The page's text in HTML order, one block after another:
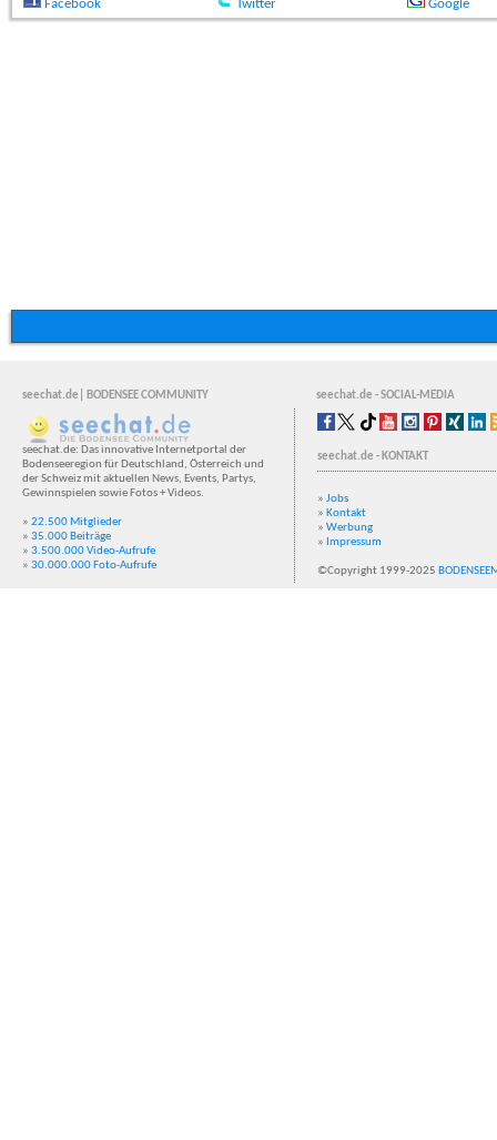
Facebook Twitter Google
seechat.de| BODENSEE COMMUNITY seechat.de - SOCIAL-MEDIA
seechat.de: Das innovative Internetportal der
Bodenseeregion für Deutschland, Österreich und
der Schweiz mit aktuellen News, Events, Partys,
Gewinnspielen sowie Fotos + Videos.
» 22.500 Mitglieder
» 35.000 Beiträge
» 3.500.000 Video-Aufrufe
» 30.000.000 Foto-Aufrufe
seechat.de - KONTAKT
» Jobs
» Kontakt
» Werbung
» Impressum
©Copyright 1999-2025